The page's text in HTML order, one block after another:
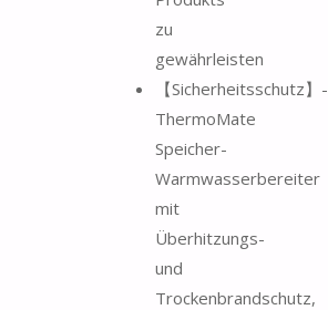
zu
gewährleisten
【Sicherheitsschutz】-
ThermoMate
Speicher-
Warmwasserbereiter
mit
Überhitzungs-
und
Trockenbrandschutz,